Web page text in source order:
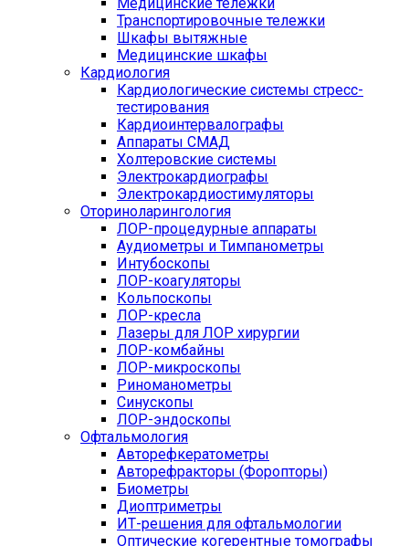
Транспортировочные тележки
Шкафы вытяжные
Медицинские шкафы
Кардиология
Кардиологические системы стресс-
тестирования
Кардиоинтервалографы
Аппараты СМАД
Холтеровские системы
Электрокардиографы
Электрокардиостимуляторы
Оториноларингология
ЛОР-процедурные аппараты
Аудиометры и Тимпанометры
Интубоскопы
ЛОР-коагуляторы
Кольпоскопы
ЛОР-кресла
Лазеры для ЛОР хирургии
ЛОР-комбайны
ЛОР-микроскопы
Риноманометры
Синускопы
ЛОР-эндоскопы
Офтальмология
Авторефкератометры
Авторефракторы (Форопторы)
Биометры
Диоптриметры
ИТ-решения для офтальмологии
Оптические когерентные томографы